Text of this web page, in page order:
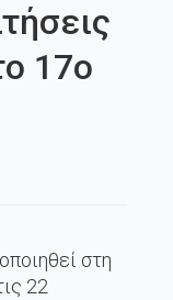
17ο
στη
22